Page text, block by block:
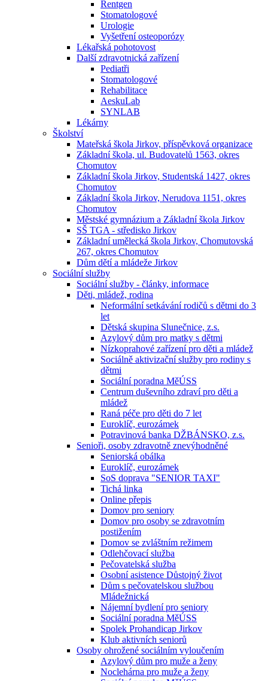
Rentgen
Stomatologové
Urologie
Vyšetření osteoporózy
Lékařská pohotovost
Další zdravotnická zařízení
Pediatři
Stomatologové
Rehabilitace
AeskuLab
SYNLAB
Lékárny
Školství
Mateřská škola Jirkov, příspěvková organizace
Základní škola, ul. Budovatelů 1563, okres
Chomutov
Základní škola Jirkov, Studentská 1427, okres
Chomutov
Základní škola Jirkov, Nerudova 1151, okres
Chomutov
Městské gymnázium a Základní škola Jirkov
SŠ TGA - středisko Jirkov
Základní umělecká škola Jirkov, Chomutovská
267, okres Chomutov
Dům dětí a mládeže Jirkov
Sociální služby
Sociální služby - články, informace
Děti, mládež, rodina
Neformální setkávání rodičů s dětmi do 3
let
Dětská skupina Slunečnice, z.s.
Azylový dům pro matky s dětmi
Nízkoprahové zařízení pro děti a mládež
Sociálně aktivizační služby pro rodiny s
dětmi
Sociální poradna MěÚSS
Centrum duševního zdraví pro děti a
mládež
Raná péče pro děti do 7 let
Euroklíč, eurozámek
Potravinová banka DŽBÁNSKO, z.s.
Senioři, osoby zdravotně znevýhodněné
Seniorská obálka
Euroklíč, eurozámek
SoS doprava "SENIOR TAXI"
Tichá linka
Online přepis
Domov pro seniory
Domov pro osoby se zdravotním
postižením
Domov se zvláštním režimem
Odlehčovací služba
Pečovatelská služba
Osobní asistence Důstojný život
Dům s pečovatelskou službou
Mládežnická
Nájemní bydlení pro seniory
Sociální poradna MěÚSS
Spolek Prohandicap Jirkov
Klub aktivních seniorů
Osoby ohrožené sociálním vyloučením
Azylový dům pro muže a ženy
Noclehárna pro muže a ženy